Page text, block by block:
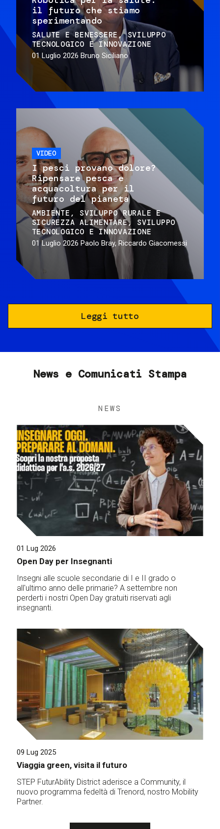
il futuro che stiamo
sperimentando
SALUTE E BENESSERE
SVILUPPO
TECNOLOGICO E INNOVAZIONE
01 Luglio 2026 Bruno Siciliano
VIDEO
I pesci provano dolore?
Ripensare pesca e
acquacoltura per il
futuro del pianeta
AMBIENTE
SVILUPPO RURALE E
SICUREZZA ALIMENTARE
SVILUPPO
TECNOLOGICO E INNOVAZIONE
01 Luglio 2026 Paolo Bray, Riccardo Giacomessi
Leggi tutto
News e Comunicati Stampa
NEWS
01 Lug 2026
Open Day per Insegnanti
Insegni alle scuole secondarie di I e II grado o
all'ultimo anno delle primarie? A settembre non
perderti i nostri Open Day gratuiti riservati agli
insegnanti.
09 Lug 2025
Viaggia green, visita il futuro
STEP FuturAbility District aderisce a Community, il
nuovo programma fedeltà di Trenord, nostro Mobility
Partner.